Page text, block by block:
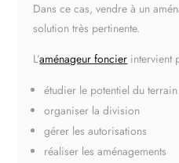
Dans ce cas, vendre à un
solution très pertinente.
L’aménageur foncier intervient
étudier le potentiel du terrain
organiser la division
gérer les autorisations
réaliser les aménagements